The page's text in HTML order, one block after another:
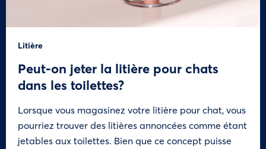
Litière
Peut-on jeter la litière pour chats
dans les toilettes?
Lorsque vous magasinez votre litière pour chat, vous
pourriez trouver des litières annoncées comme étant
jetables aux toilettes. Bien que ce concept puisse